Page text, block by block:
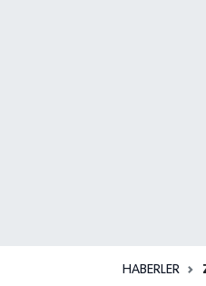
HABERLER
KASTAMONU